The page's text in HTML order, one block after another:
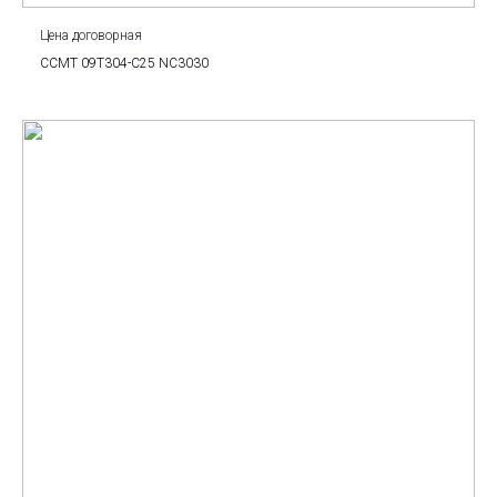
Цена договорная
CCMT 09T304-C25 NC3030